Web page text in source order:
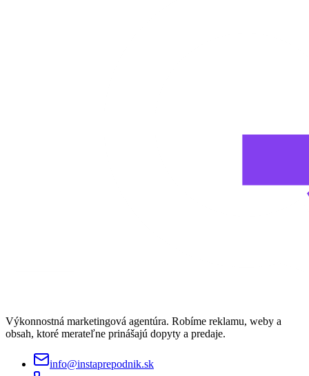
Výkonnostná marketingová agentúra. Robíme reklamu, weby a
obsah, ktoré merateľne prinášajú dopyty a predaje.
info@instaprepodnik.sk